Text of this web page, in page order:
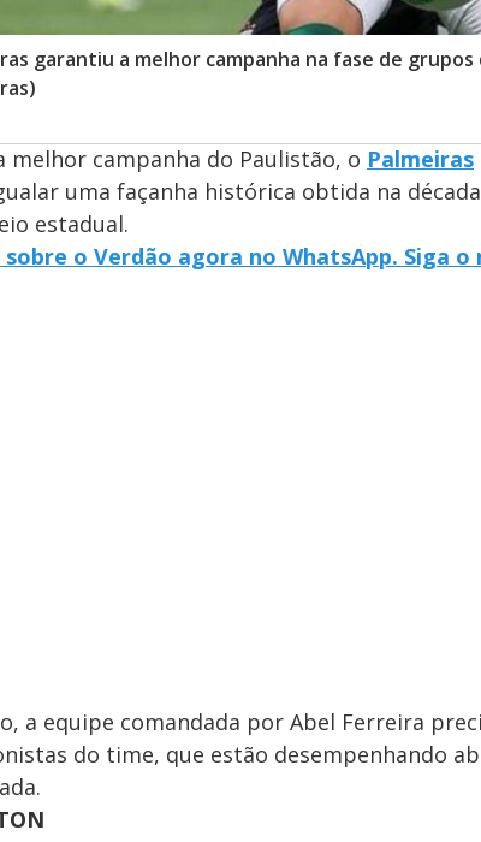
garantiu a melhor campanha na fase de
melhor campanha do Paulistão, o Palmeiras
uma façanha histórica obtida na
estadual.
o Verdão agora no WhatsApp. Siga o
a equipe comandada por Abel Ferreira
do time, que estão desempenhando